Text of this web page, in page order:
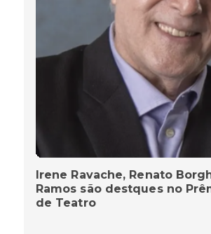
Irene Ravache, Renato
Ramos são destques no
de Teatro